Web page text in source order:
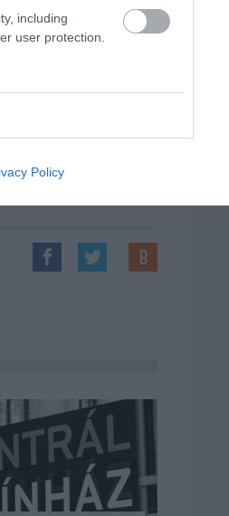
including
user protection.
Policy
A film bekerült a
választották be.
Forrás: MTI